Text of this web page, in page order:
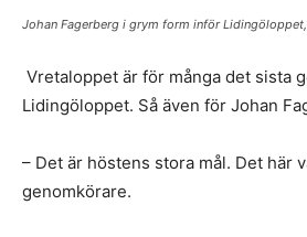
Johan Fagerberg i grym form inför
Vretaloppet är för många det sista
Lidingöloppet. Så även för Johan
– Det är höstens stora mål. Det här
genomkörare.